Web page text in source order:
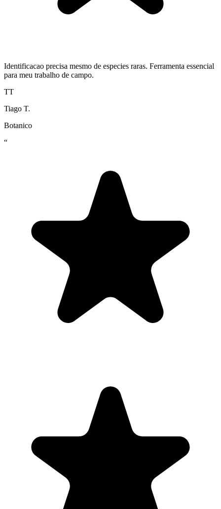
Identificacao precisa mesmo de especies raras. Ferramenta essencial
para meu trabalho de campo.
TT
Tiago T.
Botanico
“